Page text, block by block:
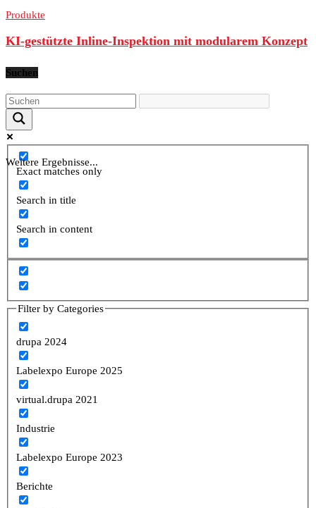
Produkte
KI-gestützte Inline-Inspektion mit modularem Konzept
Suchen
Weitere Ergebnisse...
Exact matches only
Search in title
Search in content
Filter by Categories
drupa 2024
Labelexpo Europe 2025
virtual.drupa 2021
Industrie
Labelexpo Europe 2023
Berichte